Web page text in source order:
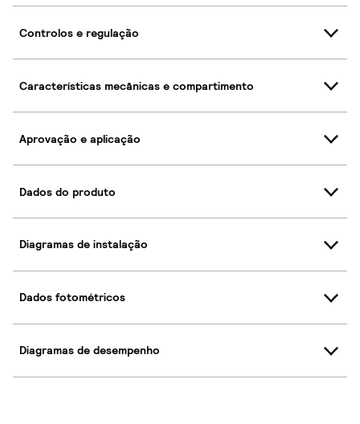
Controlos e regulação
Características mecânicas e compartimento
Aprovação e aplicação
Dados do produto
Diagramas de instalação
Dados fotométricos
Diagramas de desempenho